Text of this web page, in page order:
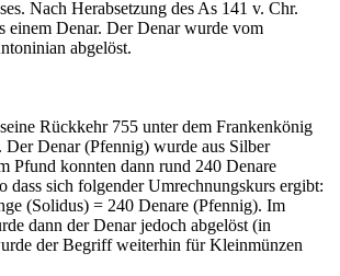
Nach Herabsetzung des As 141 v. Chr.
einem Denar. Der Denar wurde vom
abgelöst.
Rückkehr 755 unter dem Frankenkönig
Denar (Pfennig) wurde aus Silber
Pfund konnten dann rund 240 Denare
dass sich folgender Umrechnungskurs ergibt:
(Solidus) = 240 Denare (Pfennig). Im
dann der Denar jedoch abgelöst (in
der Begriff weiterhin für Kleinmünzen